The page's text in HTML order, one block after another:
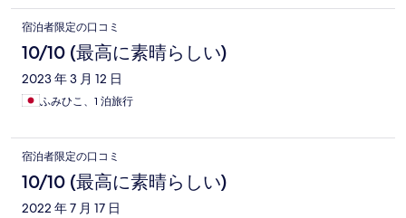
宿泊者限定の口コミ
10/10 (最高に素晴らしい)
2023 年 3 月 12 日
ふみひこ、1 泊旅行
宿泊者限定の口コミ
10/10 (最高に素晴らしい)
2022 年 7 月 17 日